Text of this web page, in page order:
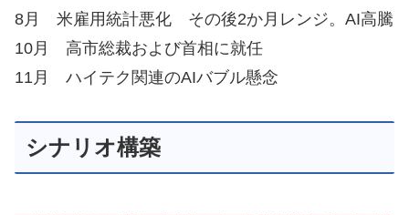
8月 米雇用統計悪化 その後2か月レンジ。AI高騰
10月 高市総裁および首相に就任
11月 ハイテク関連のAIバブル懸念
シナリオ構築